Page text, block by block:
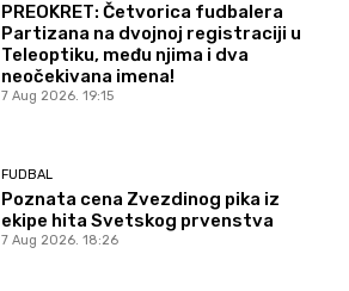
PREOKRET: Četvorica fudbalera
Partizana na dvojnoj registraciji u
Teleoptiku, među njima i dva
neočekivana imena!
7 Aug 2026. 19:15
FUDBAL
Poznata cena Zvezdinog pika iz
ekipe hita Svetskog prvenstva
7 Aug 2026. 18:26